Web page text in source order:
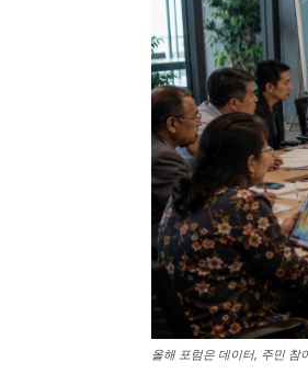
올해 포럼은 데이터, 주민 참